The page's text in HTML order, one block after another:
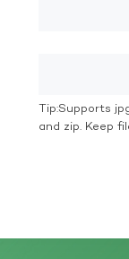
Tip:Supports
and zip. Keep